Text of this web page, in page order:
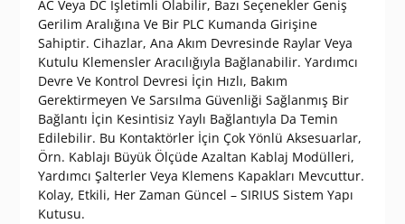
AC Veya DC İşletimli Olabilir, Bazı Seçenekler Geniş
Gerilim Aralığına Ve Bir PLC Kumanda Girişine
Sahiptir. Cihazlar, Ana Akım Devresinde Raylar Veya
Kutulu Klemensler Aracılığıyla Bağlanabilir. Yardımcı
Devre Ve Kontrol Devresi İçin Hızlı, Bakım
Gerektirmeyen Ve Sarsılma Güvenliği Sağlanmış Bir
Bağlantı İçin Kesintisiz Yaylı Bağlantıyla Da Temin
Edilebilir. Bu Kontaktörler İçin Çok Yönlü Aksesuarlar,
Örn. Kablajı Büyük Ölçüde Azaltan Kablaj Modülleri,
Yardımcı Şalterler Veya Klemens Kapakları Mevcuttur.
Kolay, Etkili, Her Zaman Güncel – SIRIUS Sistem Yapı
Kutusu.